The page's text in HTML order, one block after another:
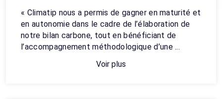
« Climatip nous a permis de gagner en maturité et
en autonomie dans le cadre de l’élaboration de
notre bilan carbone, tout en bénéficiant de
l’accompagnement méthodologique d’une ...
Voir plus